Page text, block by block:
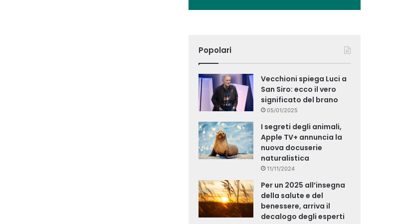
Popolari
Vecchioni spiega Luci a
San Siro: ecco il vero
significato del brano
05/01/2025
I segreti degli animali,
Apple TV+ annuncia la
nuova docuserie
naturalistica
11/11/2024
Per un 2025 all’insegna
della salute e del
benessere, arriva il
decalogo degli esperti